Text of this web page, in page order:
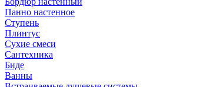
Панно настенное
Ступень
Плинтус
Сухие смеси
Сантехника
Биде
Ванны